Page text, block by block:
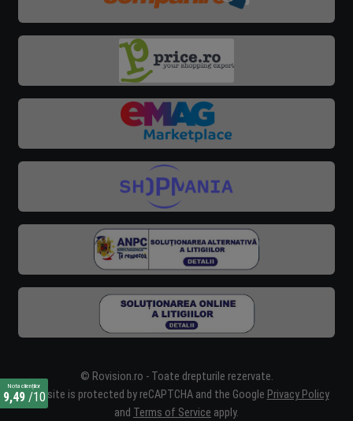
© Rovision.ro - Toate drepturile rezervate.
This site is protected by reCAPTCHA and the Google Privacy Policy
and Terms of Service apply.
Nota clienților
9,49/10